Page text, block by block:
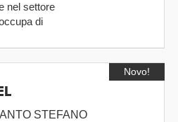
nel settore
di
e distribuzione di
industriale , ci ha
una Persona
di IMPIEGATA
a tempo
all'indeterminato.
STEFANO
Novo!